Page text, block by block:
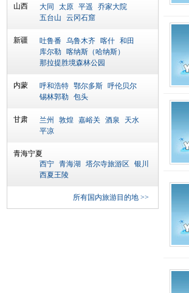
山西 大同 太原 平遥
乔家大院
五台山
云冈石窟
新疆 吐鲁番 乌鲁木齐 喀什 和田
库尔勒 喀纳斯（哈纳斯）
那拉提胜境森林公园
内蒙 呼和浩特 鄂尔多斯 呼伦贝尔
锡林郭勒 包头
甘肃 兰州 敦煌 嘉峪关 酒泉
天水
平凉
青海宁夏
西宁 青海湖 塔尔寺旅游区
银川
西夏王陵
所有国内旅游目的地 >>